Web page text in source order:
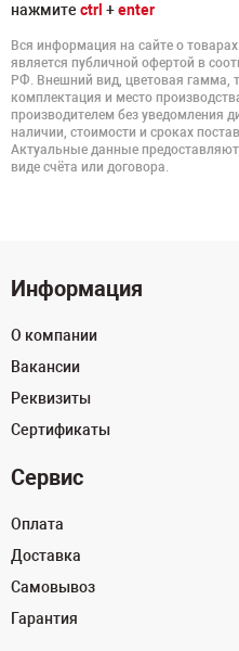
нажмите ctrl +enter
Вся информация на сайте о
является публичной офертой в
РФ. Внешний вид, цветовая гамма,
комплектация и место
производителем без уведомления
наличии, стоимости и сроках
Актуальные данные
виде счёта или договора.
Информация
О компании
Вакансии
Реквизиты
Сертификаты
Сервис
Оплата
Доставка
Самовывоз
Гарантия